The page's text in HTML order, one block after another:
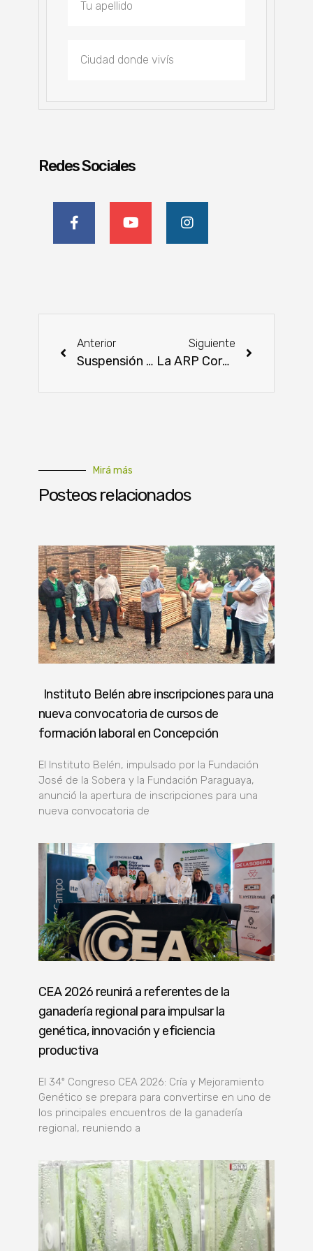
Redes Sociales
Anterior
Suspensión de plantas brasileñas no alterará el valor de las exportaciones cárnicas
Siguiente
La ARP Cordillera renueva parcialmente su directiva
Mirá más
Posteos relacionados
Instituto Belén abre inscripciones para una
nueva convocatoria de cursos de
formación laboral en Concepción
El Instituto Belén, impulsado por la Fundación
José de la Sobera y la Fundación Paraguaya,
anunció la apertura de inscripciones para una
nueva convocatoria de
CEA 2026 reunirá a referentes de la
ganadería regional para impulsar la
genética, innovación y eficiencia
productiva
El 34º Congreso CEA 2026: Cría y Mejoramiento
Genético se prepara para convertirse en uno de
los principales encuentros de la ganadería
regional, reuniendo a